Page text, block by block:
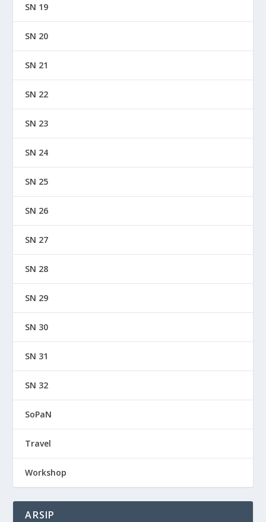
SN 19
SN 20
SN 21
SN 22
SN 23
SN 24
SN 25
SN 26
SN 27
SN 28
SN 29
SN 30
SN 31
SN 32
SoPaN
Travel
Workshop
ARSIP